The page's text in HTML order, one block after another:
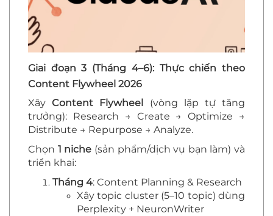
Giai đoạn 3 (Tháng 4–6): Thực chiến theo
Content Flywheel 2026
XâyContent Flywheel (vòng lặp tự tăng
trưởng): Research → Create → Optimize →
Distribute → Repurpose → Analyze.
Chọn 1 niche (sản phẩm/dịch vụ bạn làm) và
triển khai:
Tháng 4: Content Planning & Research
Xây topic cluster (5–10 topic) dùng
Perplexity + NeuronWriter